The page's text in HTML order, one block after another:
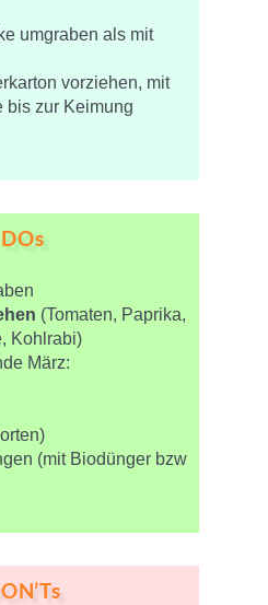
umgraben als mit
vorziehen, mit
bis zur Keimung
DOs
(Tomaten, Paprika,
Kohlrabi)
März:
(mit Biodünger bzw